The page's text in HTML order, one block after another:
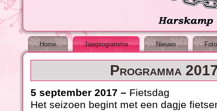
Home Jaarprogramma Nieuws
Programma
5 september 2017 – Fietsdag
Het seizoen begint met een dagje